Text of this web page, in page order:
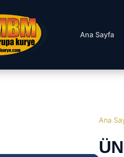
Ana Sayfa
Ana